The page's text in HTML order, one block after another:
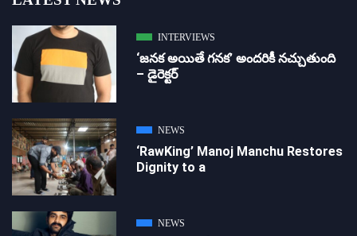
INTERVIEWS
‘జ‌న‌క అయితే గ‌న‌క‌’ అందరికీ నచ్చుతుంది
– డైరెక్ట‌ర్
NEWS
‘RawKing’ Manoj Manchu Restores
Dignity to a
NEWS